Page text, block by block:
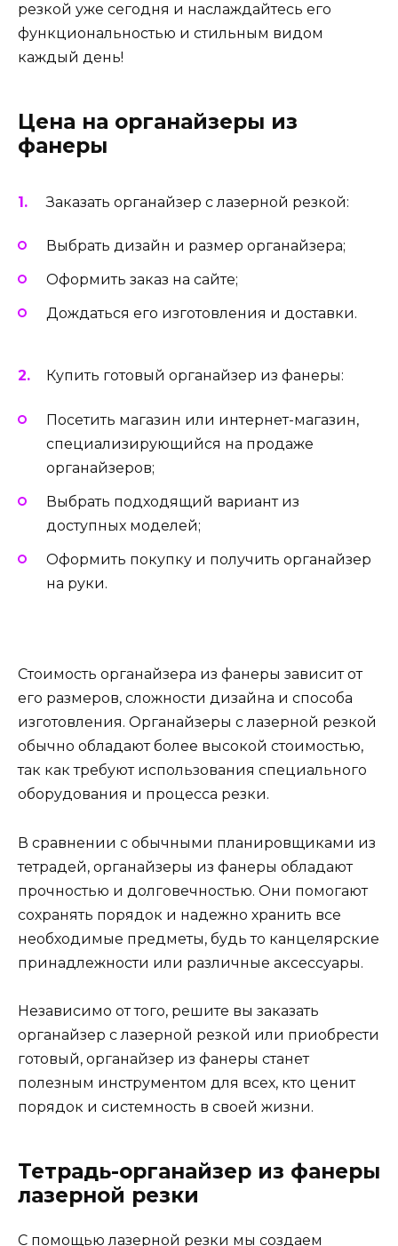
резкой уже сегодня и наслаждайтесь его
функциональностью и стильным видом
каждый день!
Цена на органайзеры из
фанеры
Заказать органайзер с лазерной резкой:
Выбрать дизайн и размер органайзера;
Оформить заказ на сайте;
Дождаться его изготовления и доставки.
Купить готовый органайзер из фанеры:
Посетить магазин или интернет-магазин,
специализирующийся на продаже
органайзеров;
Выбрать подходящий вариант из
доступных моделей;
Оформить покупку и получить органайзер
на руки.
Стоимость органайзера из фанеры зависит от
его размеров, сложности дизайна и способа
изготовления. Органайзеры с лазерной резкой
обычно обладают более высокой стоимостью,
так как требуют использования специального
оборудования и процесса резки.
В сравнении с обычными планировщиками из
тетрадей, органайзеры из фанеры обладают
прочностью и долговечностью. Они помогают
сохранять порядок и надежно хранить все
необходимые предметы, будь то канцелярские
принадлежности или различные аксессуары.
Независимо от того, решите вы заказать
органайзер с лазерной резкой или приобрести
готовый, органайзер из фанеры станет
полезным инструментом для всех, кто ценит
порядок и системность в своей жизни.
Тетрадь-органайзер из фанеры
лазерной резки
С помощью лазерной резки мы создаем